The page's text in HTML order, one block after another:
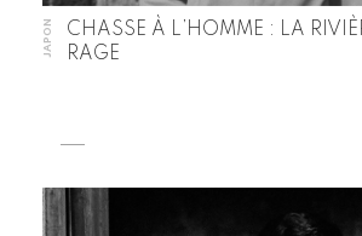
JAPON
CHASSE À L’HOMME : LA
RAGE